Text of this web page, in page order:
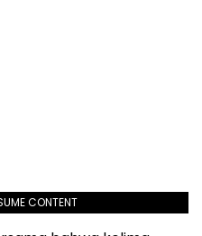
CONTENT